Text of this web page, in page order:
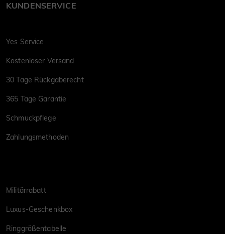
KUNDENSERVICE
Yes Service
Kostenloser Versand
30 Tage Rückgaberecht
365 Tage Garantie
Schmuckpflege
Zahlungsmethoden
Militärrabatt
Luxus-Geschenkbox
Ringgrößentabelle